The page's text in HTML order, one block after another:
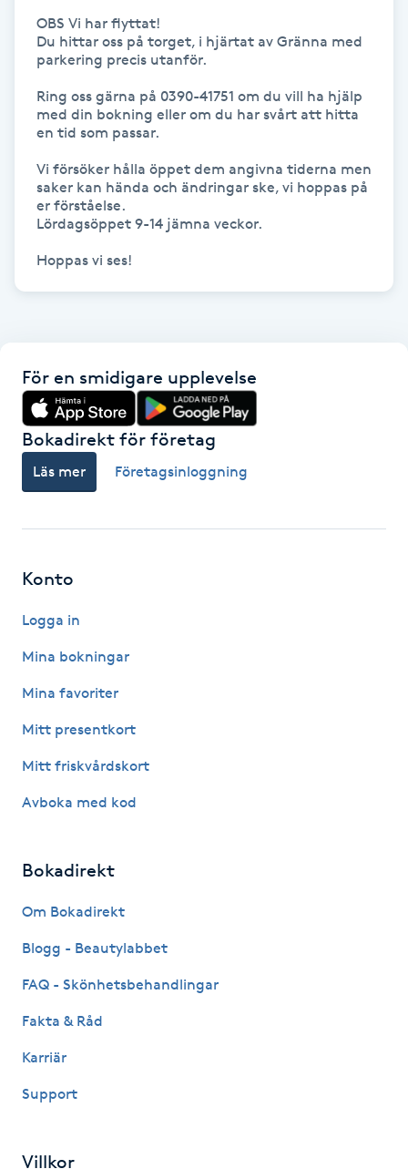
Hårförlängning
Hårvård
Hälsprickor
Idrottsmassage
IPL hårborttagning
IR-massage
K18
Katun fransar
Kemisk peeling
Keratinbehandling
Klangmassage
Klippning
Klippning ungdom
OBS Vi har flyttat!
Du hittar oss på torget, i hjärtat av Gränna med
parkering precis utanför.
Ring oss gärna på 0390-41751 om du vill ha hjälp
med din bokning eller om du har svårt att hitta
en tid som passar.
Vi försöker hålla öppet dem angivna tiderna men
saker kan hända och ändringar ske, vi hoppas på
er förståelse.
Lördagsöppet 9-14 jämna veckor.
Hoppas vi ses!
För en smidigare upplevelse
Bokadirekt för företag
Läs mer Företagsinloggning
Konto
Logga in
Mina bokningar
Mina favoriter
Mitt presentkort
Mitt friskvårdskort
Avboka med kod
Bokadirekt
Om Bokadirekt
Blogg - Beautylabbet
FAQ - Skönhetsbehandlingar
Fakta & Råd
Karriär
Support
Villkor